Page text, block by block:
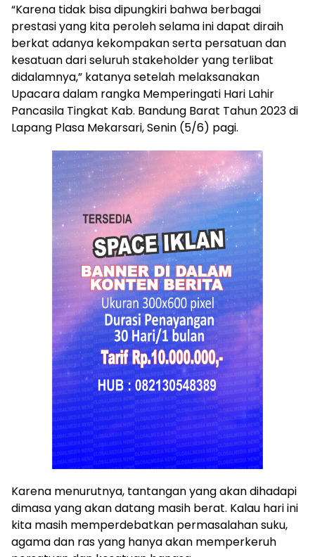
“Karena tidak bisa dipungkiri bahwa berbagai
prestasi yang kita peroleh selama ini dapat diraih
berkat adanya kekompakan serta persatuan dan
kesatuan dari seluruh stakeholder yang terlibat
didalamnya,” katanya setelah melaksanakan
Upacara dalam rangka Memperingati Hari Lahir
Pancasila Tingkat Kab. Bandung Barat Tahun 2023 di
Lapang Plasa Mekarsari, Senin (5/6) pagi.
Karena menurutnya, tantangan yang akan dihadapi
dimasa yang akan datang masih berat. Kalau hari ini
kita masih memperdebatkan permasalahan suku,
agama dan ras yang hanya akan memperkeruh